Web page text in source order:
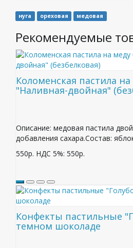
нуга ореховая медовая
Рекомендуемые
Коломенская пастила на
"Наливная-двойная"
Описание: медовая пастила
добавления сахара.Состав:
550р. НДС 5%: 550р.
Конфекты пастильные
темном шоколаде